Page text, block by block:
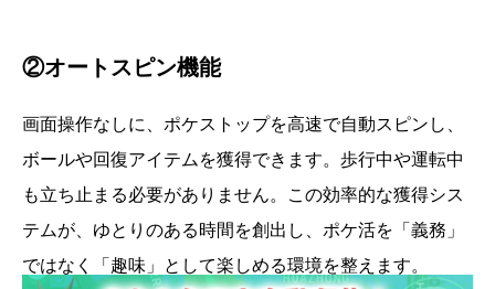
②オートスピン機能
画面操作なしに、ポケストップを高速で自動スピンし、
ボールや回復アイテムを獲得できます。歩行中や運転中
も立ち止まる必要がありません。この効率的な獲得シス
テムが、ゆとりのある時間を創出し、ポケ活を「義務」
ではなく「趣味」として楽しめる環境を整えます。